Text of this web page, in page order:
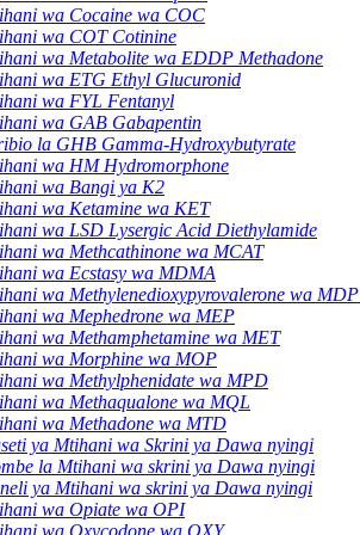
wa Cocaine wa COC
wa COT Cotinine
wa Metabolite wa EDDP Methadone
wa ETG Ethyl Glucuronid
wa FYL Fentanyl
wa GAB Gabapentin
la GHB Gamma-Hydroxybutyrate
wa HM Hydromorphone
wa Bangi ya K2
wa Ketamine wa KET
wa LSD Lysergic Acid Diethylamide
wa Methcathinone wa MCAT
wa Ecstasy wa MDMA
wa Methylenedioxypyrovalerone wa
wa Mephedrone wa MEP
wa Methamphetamine wa MET
wa Morphine wa MOP
wa Methylphenidate wa MPD
wa Methaqualone wa MQL
wa Methadone wa MTD
ya Mtihani wa Skrini ya Dawa nyingi
la Mtihani wa skrini ya Dawa nyingi
ya Mtihani wa skrini ya Dawa nyingi
wa Opiate wa OPI
wa Oxycodone wa OXY